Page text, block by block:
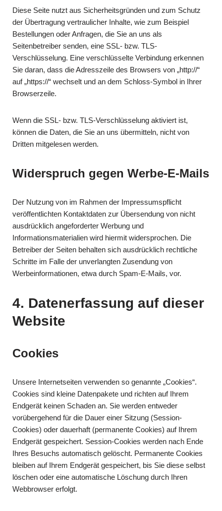
Diese Seite nutzt aus Sicherheitsgründen und zum Schutz
der Übertragung vertraulicher Inhalte, wie zum Beispiel
Bestellungen oder Anfragen, die Sie an uns als
Seitenbetreiber senden, eine SSL- bzw. TLS-
Verschlüsselung. Eine verschlüsselte Verbindung erkennen
Sie daran, dass die Adresszeile des Browsers von „http://“
auf „https://“ wechselt und an dem Schloss-Symbol in Ihrer
Browserzeile.
Wenn die SSL- bzw. TLS-Verschlüsselung aktiviert ist,
können die Daten, die Sie an uns übermitteln, nicht von
Dritten mitgelesen werden.
Widerspruch gegen Werbe-E-Mails
Der Nutzung von im Rahmen der Impressumspflicht
veröffentlichten Kontaktdaten zur Übersendung von nicht
ausdrücklich angeforderter Werbung und
Informationsmaterialien wird hiermit widersprochen. Die
Betreiber der Seiten behalten sich ausdrücklich rechtliche
Schritte im Falle der unverlangten Zusendung von
Werbeinformationen, etwa durch Spam-E-Mails, vor.
4. Datenerfassung auf dieser
Website
Cookies
Unsere Internetseiten verwenden so genannte „Cookies“.
Cookies sind kleine Datenpakete und richten auf Ihrem
Endgerät keinen Schaden an. Sie werden entweder
vorübergehend für die Dauer einer Sitzung (Session-
Cookies) oder dauerhaft (permanente Cookies) auf Ihrem
Endgerät gespeichert. Session-Cookies werden nach Ende
Ihres Besuchs automatisch gelöscht. Permanente Cookies
bleiben auf Ihrem Endgerät gespeichert, bis Sie diese selbst
löschen oder eine automatische Löschung durch Ihren
Webbrowser erfolgt.